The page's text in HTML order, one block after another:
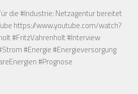
die #Industrie: Netzagentur bereitet
https://www.youtube.com/watch?
#FritzVahrenholt #Interview
#Energie #Energieversorgung
#Prognose